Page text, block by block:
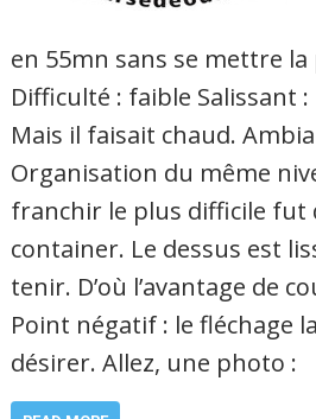
en 55mn sans se mettre la
Difficulté : faible Salissant
Mais il faisait chaud.
Organisation du même
franchir le plus difficile fut
container. Le dessus est
tenir. D’où l’avantage de
Point négatif : le fléchage
désirer. Allez, une photo :